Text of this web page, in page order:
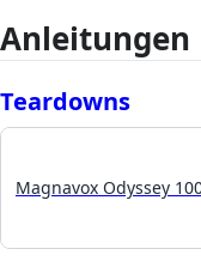
Anleitungen
Teardowns
Magnavox Odyssey